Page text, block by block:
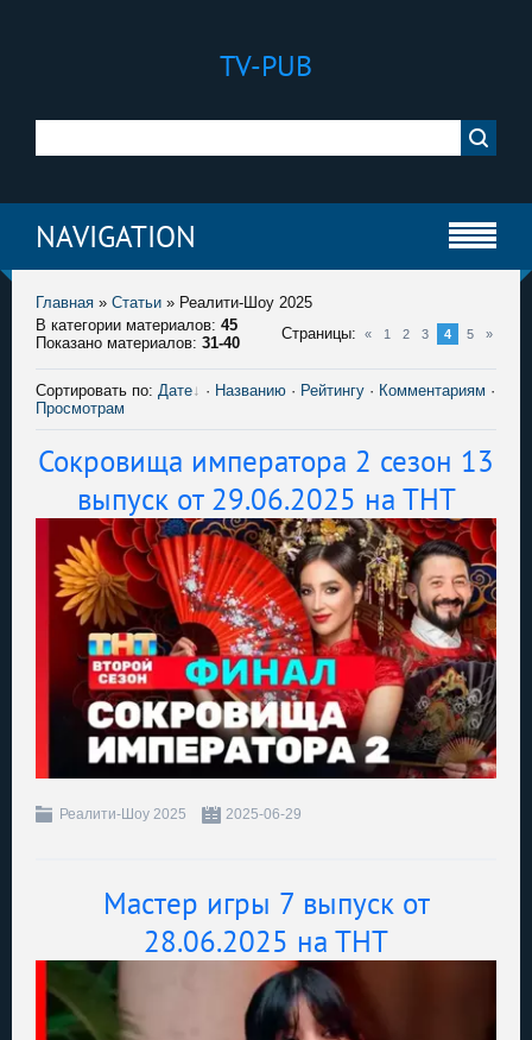
TV-PUB
NAVIGATION
Главная » Статьи » Реалити-Шоу 2025
В категории материалов: 45
Показано материалов: 31-40
Страницы: « 1 2 3 4 5 »
Сортировать по: Дате · Названию · Рейтингу · Комментариям ·
Просмотрам
Сокровища императора 2 сезон 13
выпуск от 29.06.2025 на ТНТ
Реалити-Шоу 2025 2025-06-29
Мастер игры 7 выпуск от
28.06.2025 на ТНТ